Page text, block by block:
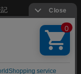
Rights Reserved.